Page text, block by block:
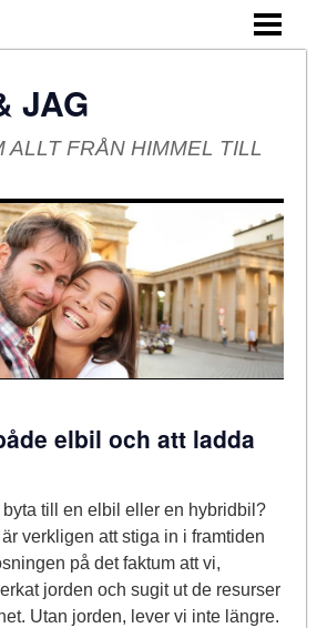
JAG
ALLT FRÅN HIMMEL TILL
elbil och att ladda
byta till en elbil eller en hybridbil?
verkligen att stiga in i framtiden
på det faktum att vi,
jorden och sugit ut de resurser
Utan jorden, lever vi inte längre.